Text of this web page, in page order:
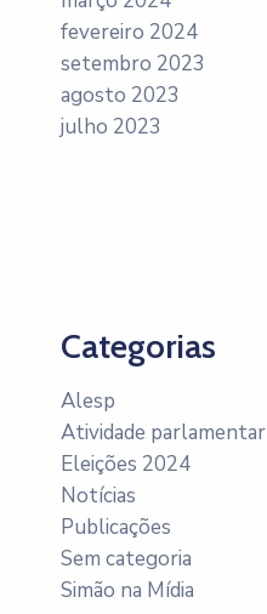
fevereiro 2024
setembro 2023
agosto 2023
julho 2023
Categorias
Alesp
Atividade parlamentar
Eleições 2024
Notícias
Publicações
Sem categoria
Simão na Mídia